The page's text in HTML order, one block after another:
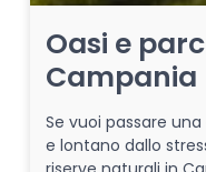
Oasi e
Campania
Se vuoi passare
e lontano dallo